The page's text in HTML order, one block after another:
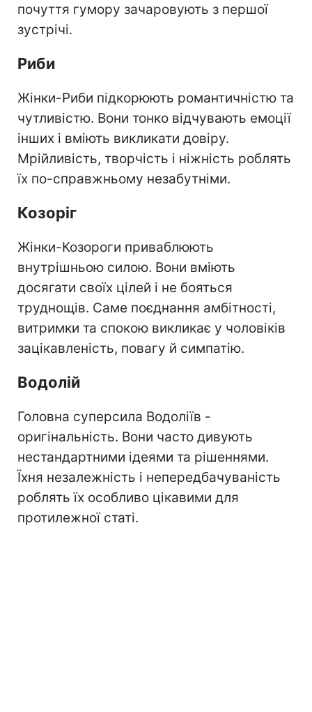
почуття гумору зачаровують з першої
зустрічі.
Риби
Жінки-Риби підкорюють романтичністю та
чутливістю. Вони тонко відчувають емоції
інших і вміють викликати довіру.
Мрійливість, творчість і ніжність роблять
їх по-справжньому незабутніми.
Козоріг
Жінки-Козороги приваблюють
внутрішньою силою. Вони вміють
досягати своїх цілей і не бояться
труднощів. Саме поєднання амбітності,
витримки та спокою викликає у чоловіків
зацікавленість, повагу й симпатію.
Водолій
Головна суперсила Водоліїв -
оригінальність. Вони часто дивують
нестандартними ідеями та рішеннями.
Їхня незалежність і непередбачуваність
роблять їх особливо цікавими для
протилежної статі.